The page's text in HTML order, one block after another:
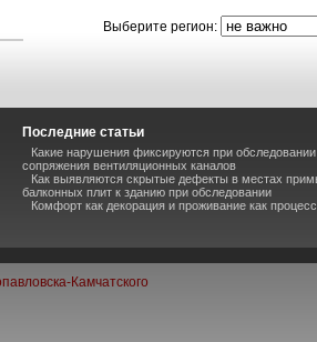
Выберите регион:
Последние статьи
Какие нарушения фиксируются при обследовании
сопряжения вентиляционных каналов
Как выявляются скрытые дефекты в местах
балконных плит к зданию при обследовании
Комфорт как декорация и проживание как процесс
Камчатского